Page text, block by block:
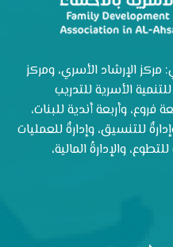
قطاعًا هي: مركز الإرشاد الأسري، ومركز
الأسرية للتدريب
فروع، وأربعة أندية للبنات،
للتنسيق، وإدارةٌ للعمليات
والإدارةُ المالية،